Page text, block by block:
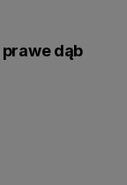
prawe dąb